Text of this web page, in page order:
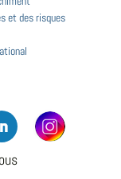
et des risques